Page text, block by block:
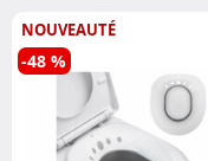
NOUVEAUTÉ
-48 %